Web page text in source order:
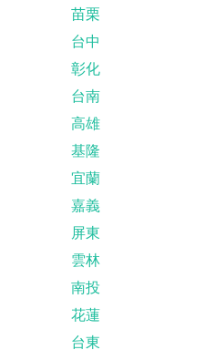
苗栗
台中
彰化
台南
高雄
基隆
宜蘭
嘉義
屏東
雲林
南投
花蓮
台東